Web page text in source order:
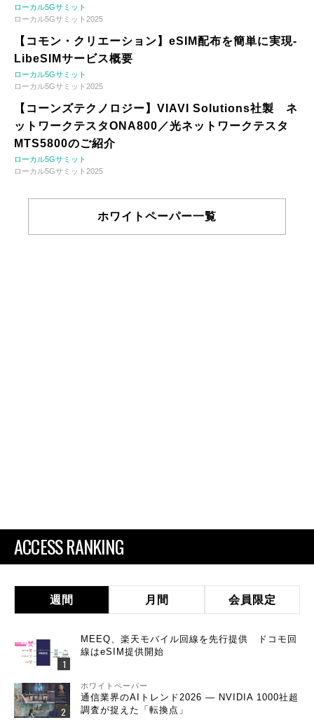
ローカル5Gサミット
ローカル5Gサミット2025
【コモン・クリエーション】eSIM配布を簡単に実現-
LibeSIMサービス概要
ローカル5Gサミット
ローカル5Gサミット2025
【コーンズテクノロジー】VIAVI Solutions社製 ネ
ットワークテスタONA800／光ネットワークテスタ
MTS5800のご紹介
ローカル5Gサミット
ローカル5Gサミット2025
ホワイトペーパー一覧
ACCESS RANKING
週間 月間 会員限定
MEEQ、楽天モバイル回線を先行提供 ドコモ回
線はeSIM提供開始
ホワイトペーパー
通信業界のAIトレンド2026 ― NVIDIA 1000社超
調査が捉えた「転換点」